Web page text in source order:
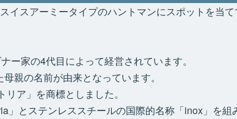
スアーミータイプのハントマンにスポットを当て
ー家の4代目によって経営されています。
親の名前が由来となっています。
ア」を商標としました。
」とステンレススチールの国際的名称「inox」を組